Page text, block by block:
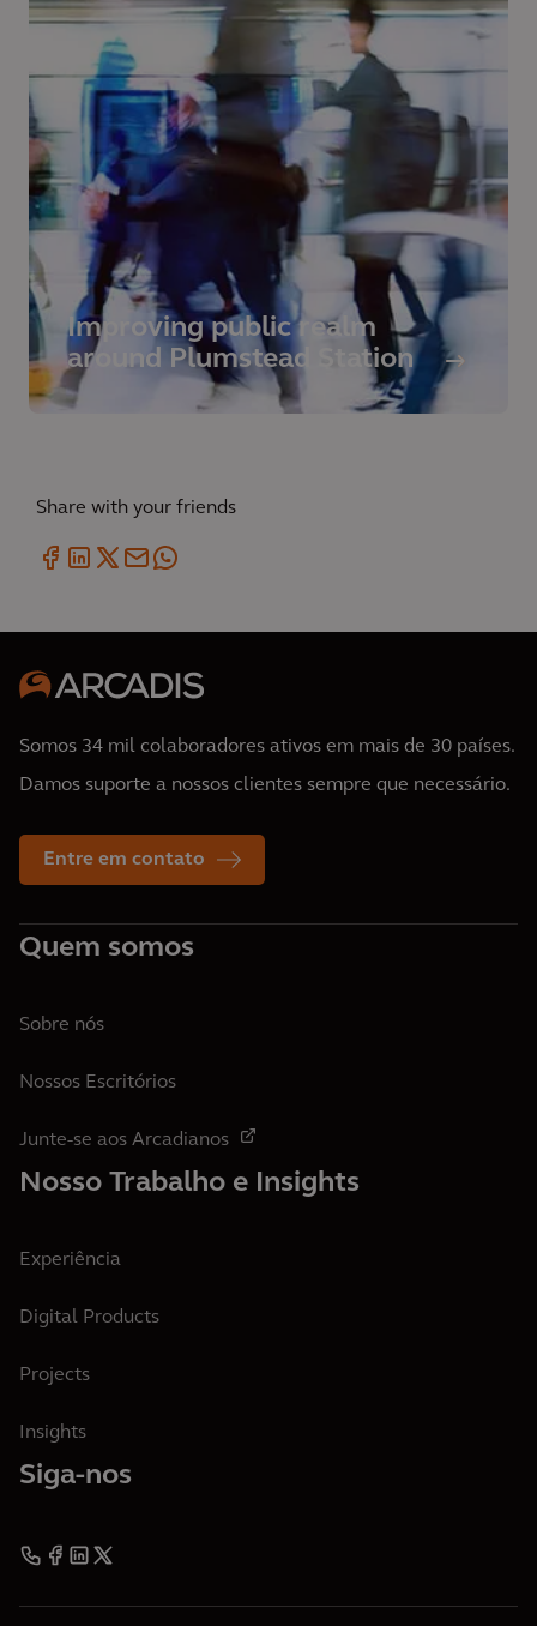
Improving public realm
around Plumstead Station
Share with your friends
Somos 34 mil colaboradores ativos em mais de 30 países.
Damos suporte a nossos clientes sempre que necessário.
Entre em contato
Quem somos
Sobre nós
Nossos Escritórios
Junte-se aos Arcadianos
Nosso Trabalho e Insights
Experiência
Digital Products
Projects
Insights
Siga-nos